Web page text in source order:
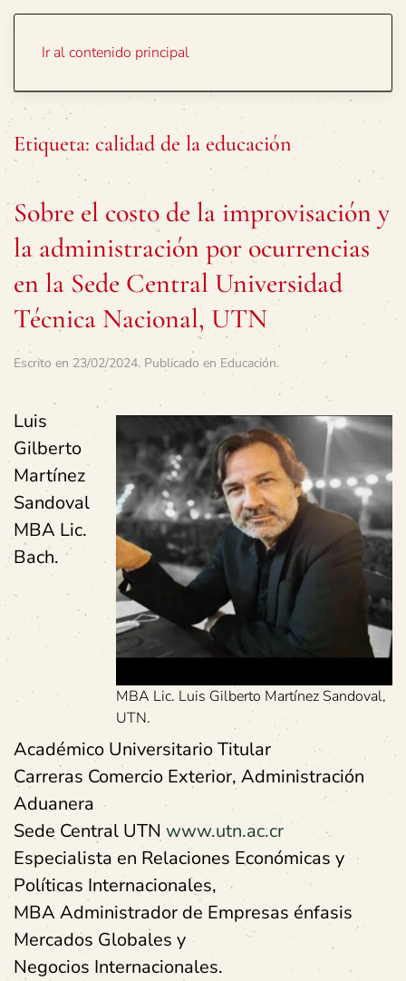
Ir al contenido principal
Etiqueta: calidad de la educación
Sobre el costo de la improvisación y
la administración por ocurrencias
en la Sede Central Universidad
Técnica Nacional, UTN
Escrito en 23/02/2024. Publicado en Educación.
MBA Lic. Luis Gilberto Martínez Sandoval,
UTN.
Luis
Gilberto
Martínez
Sandoval
MBA Lic.
Bach.
Académico Universitario Titular
Carreras Comercio Exterior, Administración
Aduanera
Sede Central UTN www.utn.ac.cr
Especialista en Relaciones Económicas y
Políticas Internacionales,
MBA Administrador de Empresas énfasis
Mercados Globales y
Negocios Internacionales.